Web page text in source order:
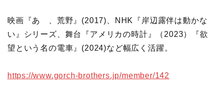
映画『あゝ、荒野』(2017)、NHK『岸辺露伴は動かな
い』シリーズ、舞台『アメリカの時計』（2023）『欲
望という名の電車』(2024)など幅広く活躍。
https://www.gorch-brothers.jp/member/142